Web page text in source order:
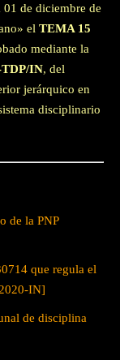
01 de diciembre de
el TEMA 15
mediante la
TDP/IN, del
jerárquico en
disciplinario
de la PNP
que regula el
IN]
de disciplina